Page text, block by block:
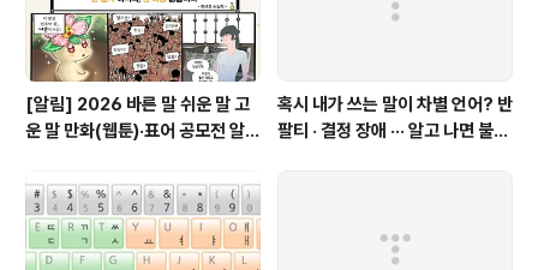
[알림] 2026 바른 말 쉬운 말 고
운 말 만화(웹툰)·표어 공모전 알림
혹시 내가 쓰는 말이 차별 언어? 반
팔티 · 결정 장애 ··· 알고 나면 불편